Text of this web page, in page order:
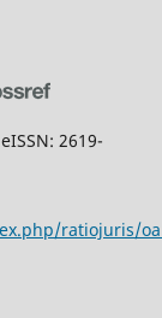
2619-
ratiojuris/